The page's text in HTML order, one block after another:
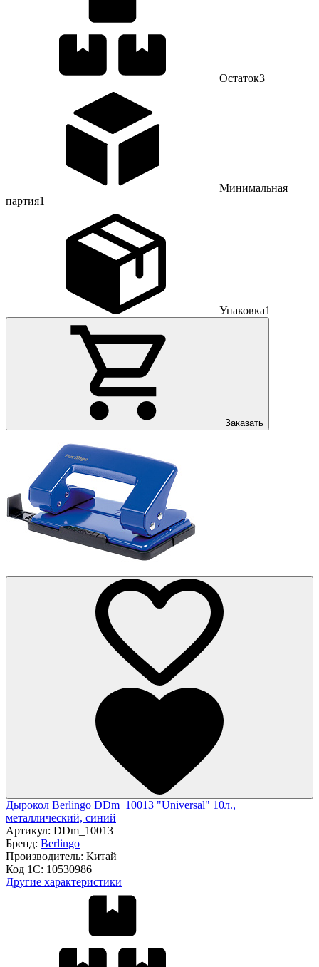
Остаток3
Минимальная
партия1
Упаковка1
Заказать
Дырокол Berlingo DDm_10013 "Universal" 10л.,
металлический, синий
Артикул: DDm_10013
Бренд: Berlingo
Производитель: Китай
Код 1С: 10530986
Другие характеристики